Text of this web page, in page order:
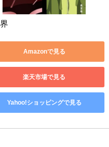
Amazonで見る
楽天市場で見る
Yahoo!ショッピングで見る